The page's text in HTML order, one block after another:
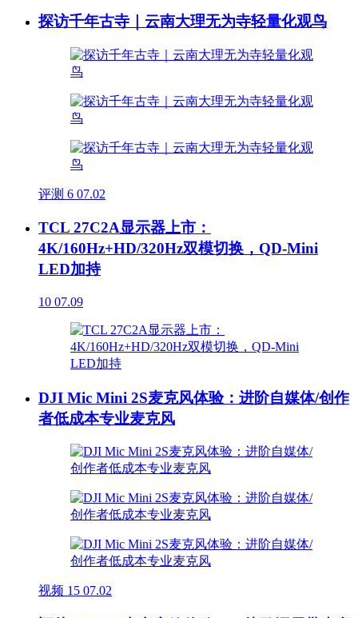
探访千年古寺｜云南大理无为寺轻量化观鸟
评测 6 07.02
TCL 27C2A显示器上市：
4K/160Hz+HD/320Hz双模切换，QD-Mini
LED加持
10 07.09
DJI Mic Mini 2S麦克风体验：进阶自媒体/创作
者低成本专业麦克风
视频 15 07.02